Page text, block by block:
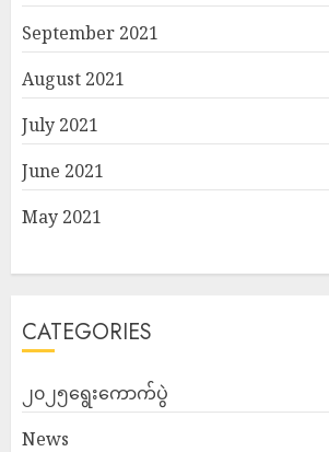
September 2021
August 2021
July 2021
June 2021
May 2021
CATEGORIES
၂၀၂၅ရွေးကောက်ပွဲ
News